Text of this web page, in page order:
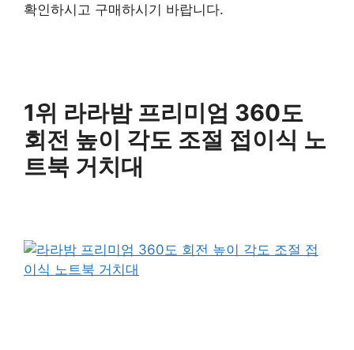
확인하시고 구매하시기 바랍니다.
1위 라라밤 프리미엄 360도
회전 높이 각도 조절 접이식 노
트북 거치대